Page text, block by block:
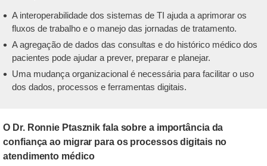
A interoperabilidade dos sistemas de TI ajuda a aprimorar os
fluxos de trabalho e o manejo das jornadas de tratamento.
A agregação de dados das consultas e do histórico médico dos
pacientes pode ajudar a prever, preparar e planejar.
Uma mudança organizacional é necessária para facilitar o uso
dos dados, processos e ferramentas digitais.
O Dr. Ronnie Ptasznik fala sobre a importância da
confiança ao migrar para os processos digitais no
atendimento médico